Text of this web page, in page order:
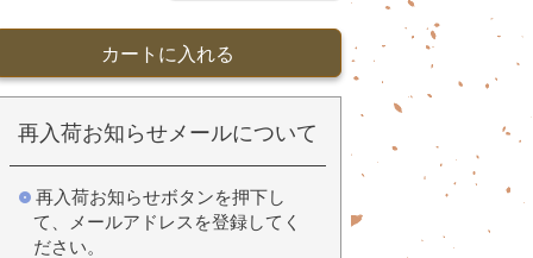
カートに入れる
再入荷お知らせメールについて
再入荷お知らせボタンを押下し
て、メールアドレスを登録してく
ださい。